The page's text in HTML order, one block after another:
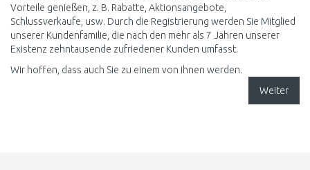
Vorteile genießen, z. B. Rabatte, Aktionsangebote,
Schlussverkaufe, usw. Durch die Registrierung werden Sie Mitglied
unserer Kundenfamilie, die nach den mehr als 7 Jahren unserer
Existenz zehntausende zufriedener Kunden umfasst.
Wir hoffen, dass auch Sie zu einem von ihnen werden.
Weiter